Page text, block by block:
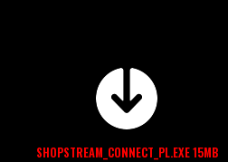
SHOPSTREAM_CONNECT_PL.EXE 15MB